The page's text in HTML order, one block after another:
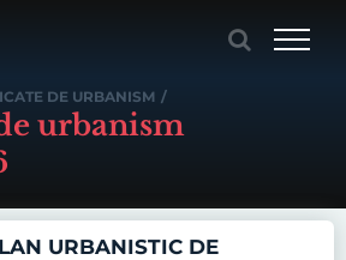
DE URBANISM /
urbanism
URBANISTIC DE